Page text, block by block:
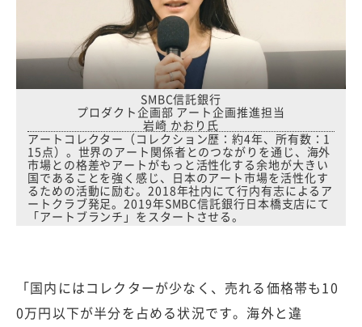
SMBC信託銀行
プロダクト企画部 アート企画推進担当
岩崎 かおり氏
アートコレクター（コレクション歴：約4年、所有数：1
15点）。世界のアート関係者とのつながりを通じ、海外
市場との格差やアートがもっと活性化する余地が大きい
国であることを強く感じ、日本のアート市場を活性化す
るための活動に励む。2018年社内にて行内有志によるア
ートクラブ発足。2019年SMBC信託銀行日本橋支店にて
「アートブランチ」をスタートさせる。
「国内にはコレクターが少なく、売れる価格帯も10
0万円以下が半分を占める状況です。海外と違